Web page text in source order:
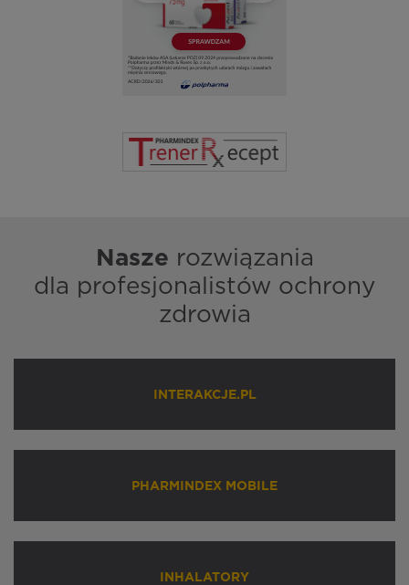
Nasze rozwiązania
dla profesjonalistów ochrony
zdrowia
INTERAKCJE.PL
PHARMINDEX MOBILE
INHALATORY